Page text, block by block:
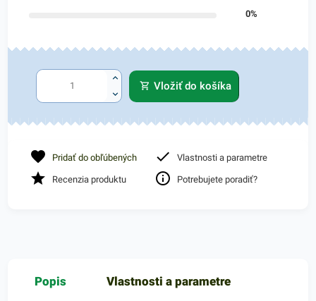
0%
Vložiť do košíka
Pridať do obľúbených Vlastnosti a parametre
Recenzia produktu Potrebujete poradiť?
Popis Vlastnosti a parametre